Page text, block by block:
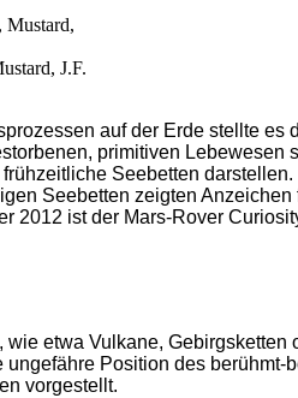
J.F.
auf der Erde stellte es
primitiven Lebewesen
Seebetten
Seebetten zeigten
ist der Mars-Rover
etwa Vulkane,
Position des
vorgestellt.